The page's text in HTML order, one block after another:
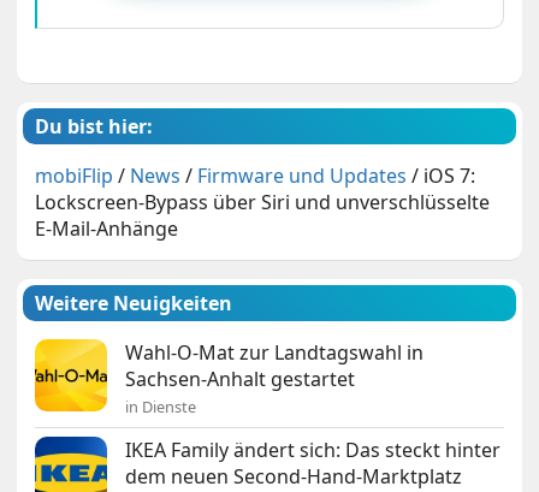
Du bist hier:
mobiFlip / News / Firmware und Updates / iOS 7:
Lockscreen-Bypass über Siri und unverschlüsselte
E-Mail-Anhänge
Weitere Neuigkeiten
Wahl-O-Mat zur Landtagswahl in
Sachsen-Anhalt gestartet
in Dienste
IKEA Family ändert sich: Das steckt hinter
dem neuen Second-Hand-Marktplatz